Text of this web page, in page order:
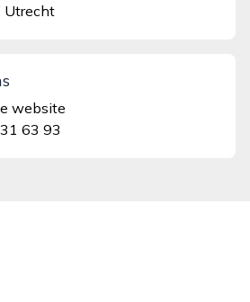
website
63 93